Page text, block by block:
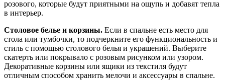
розового, которые будут приятными на ощупь и добавят тепла
в интерьер.
Столовое белье и корзины. Если в спальне есть место для
стола или тумбочки, то подчеркните его функциональность и
стиль с помощью столового белья и украшений. Выберите
скатерть или покрывало с розовым рисунком или узором.
Декоративные корзины или ящики из текстиля будут
отличным способом хранить мелочи и аксессуары в спальне.